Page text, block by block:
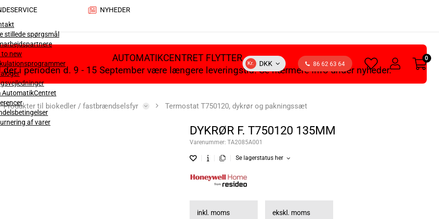
stillede spørgsmål
to new
AutomatikCentret
af varer
NYHEDER
Kr. DKK 86 62 63 64
heart
light
light
0
AUTOMATIKCENTRET FLYTTER
der i perioden d. 9 - 15 September være længere leveringstid. Se nærmere info under nyheder.
Produkter til biokedler / fastbrændselsfyr Termostat T750120, dykrør og pakningssæt
DYKRØR F. T750120 135MM
Varenummer: TA2085A001
Se lagerstatus her
inkl. moms ekskl. moms